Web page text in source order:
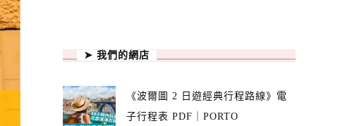
➤ 我們的網店
《波爾圖 2 日遊經典行程路線》電
子行程表 PDF｜PORTO